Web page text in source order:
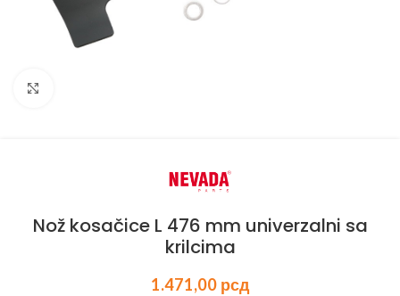
Nož kosačice L 476 mm univerzalni sa
krilcima
1.471,00 рсд